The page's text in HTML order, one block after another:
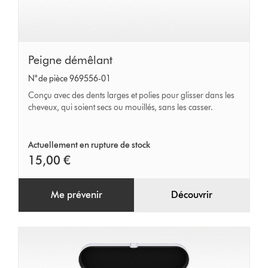
Peigne
démêlant
Peigne démêlant
N° de pièce 969556-01
Conçu avec des dents larges et polies pour glisser dans les
cheveux, qui soient secs ou mouillés, sans les casser.
Actuellement en rupture de stock
15,00 €
Me prévenir Découvrir